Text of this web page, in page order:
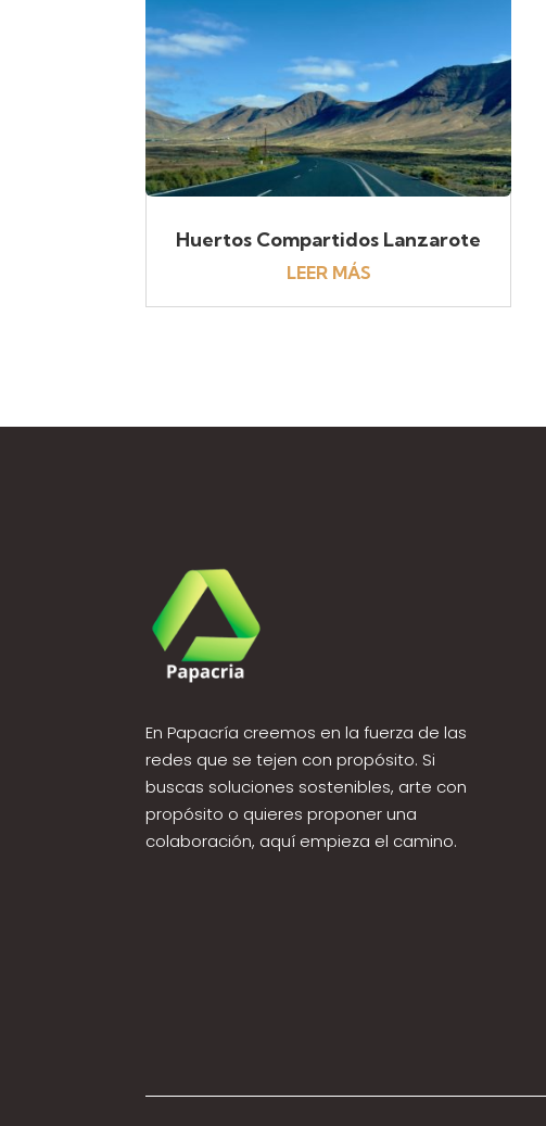
Huertos Compartidos Lanzarote
LEER MÁS
En Papacría creemos en la fuerza de las
redes que se tejen con propósito. Si
buscas soluciones sostenibles, arte con
propósito o quieres proponer una
colaboración, aquí empieza el camino.